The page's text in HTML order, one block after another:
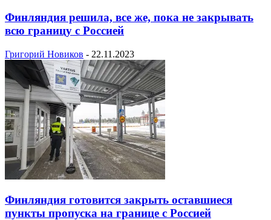
Финляндия решила, все же, пока не закрывать
всю границу c Россией
Григорий Новиков - 22.11.2023
Финляндия готовится закрыть оставшиеся
пункты пропуска на границе с Россией